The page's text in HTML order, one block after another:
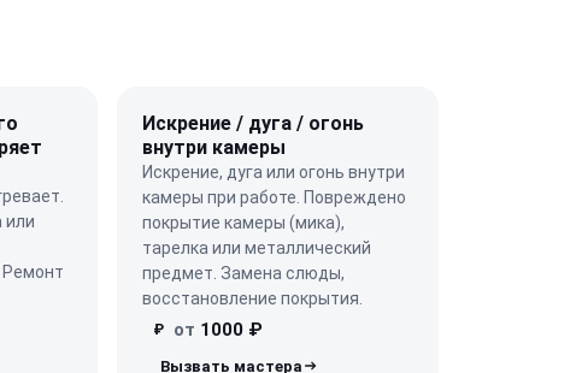
или
Ремонт
Искрение / дуга / огонь
внутри камеры
Искрение, дуга или огонь внутри
камеры при работе. Повреждено
покрытие камеры (мика),
тарелка или металлический
предмет. Замена слюды,
восстановление покрытия.
₽ от 1000 ₽